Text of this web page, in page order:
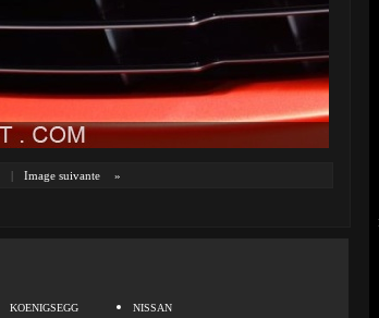
| Image suivante »
KOENIGSEGG
NISSAN